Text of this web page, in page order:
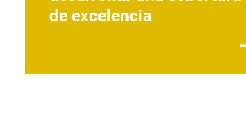
de excelencia